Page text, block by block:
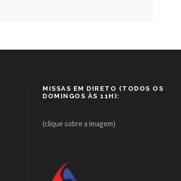
MISSAS EM DIRETO (TODOS OS
DOMINGOS ÀS 11H):
(clique sobre a imagem)